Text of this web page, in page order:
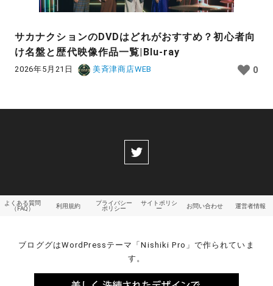
サカナクションのDVDはどれがおすすめ？初心者向
け名盤と歴代映像作品一覧|Blu-ray
2026年5月21日 美斉津商店WEB 0
よくある質問
（FAQ）
利用規約
プライバシー
ポリシー
サイトポリシ
ー
お問い合わせ 運営者情報
ブロググはWordPressテーマ「Nishiki Pro」で作られていま
す。